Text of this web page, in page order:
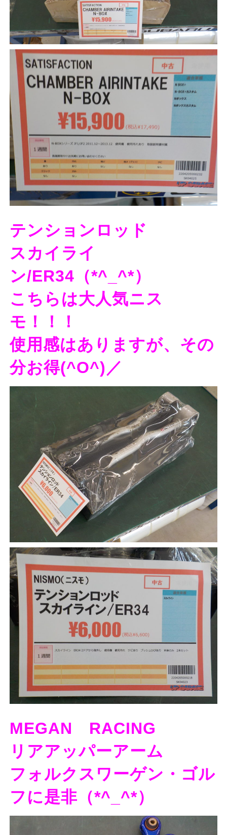
テンションロッド
スカイライ
ン/ER34（*^_^*）
こちらは大人気ニス
モ！！！
使用感はありますが、その
分お得(^O^)／
MEGAN RACING
リアアッパーアーム
フォルクスワーゲン・ゴル
フに是非（*^_^*）